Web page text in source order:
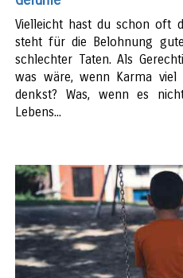
Vielleicht hast du schon oft
steht für die Belohnung
schlechter Taten. Als
was wäre, wenn Karma
denkst? Was, wenn es
Lebens...